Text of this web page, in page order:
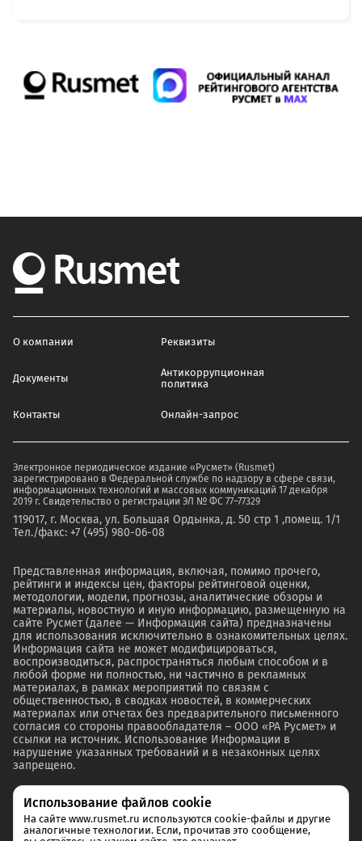
О компании Реквизиты
Документы
Антикоррупционная
политика
Контакты Онлайн-запрос
Электронное периодическое издание «Русмет» (Rusmet)
зарегистрировано в Федеральной службе по надзору в сфере связи,
информационных технологий и массовых коммуникаций 17 декабря
2019 г. Свидетельство о регистрации ЭЛ № ФС 77–77329
119017, г. Москва, ул. Большая Ордынка, д. 50 стр 1 ,помещ. 1/1
Тел./факс: +7 (495) 980-06-08
Представленная информация, включая, помимо прочего,
рейтинги и индексы цен, факторы рейтинговой оценки,
методологии, модели, прогнозы, аналитические обзоры и
материалы, новостную и иную информацию, размещенную на
сайте Русмет (далее — Информация сайта) предназначены
для использования исключительно в ознакомительных целях.
Информация сайта не может модифицироваться,
воспроизводиться, распространяться любым способом и в
любой форме ни полностью, ни частично в рекламных
материалах, в рамках мероприятий по связям с
общественностью, в сводках новостей, в коммерческих
материалах или отчетах без предварительного письменного
согласия со стороны правообладателя – ООО «РА Русмет» и
ссылки на источник. Использование Информации в
нарушение указанных требований и в незаконных целях
запрещено.
Использование файлов cookie
На сайте www.rusmet.ru используются cookie-файлы и другие
аналогичные технологии. Если, прочитав это сообщение,